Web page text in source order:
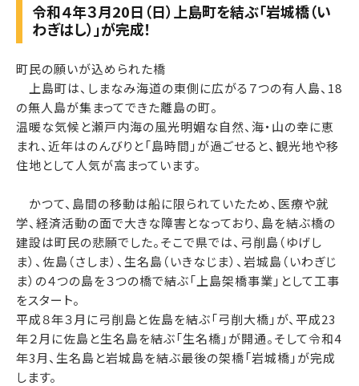
令和４年３月20日（日）上島町を結ぶ「岩城橋（い
わぎはし）」が完成！
町民の願いが込められた橋
上島町は、しまなみ海道の東側に広がる７つの有人島、18
の無人島が集まってできた離島の町。
温暖な気候と瀬戸内海の風光明媚な自然、海・山の幸に恵
まれ、近年はのんびりと「島時間」が過ごせると、観光地や移
住地として人気が高まっています。
かつて、島間の移動は船に限られていたため、医療や就
学、経済活動の面で大きな障害となっており、島を結ぶ橋の
建設は町民の悲願でした。そこで県では、弓削島（ゆげし
ま）、佐島（さしま）、生名島（いきなじま）、岩城島（いわぎじ
ま）の４つの島を３つの橋で結ぶ「上島架橋事業」として工事
をスタート。
平成８年３月に弓削島と佐島を結ぶ「弓削大橋」が、平成23
年２月に佐島と生名島を結ぶ「生名橋」が開通。そして令和4
年3月、生名島と岩城島を結ぶ最後の架橋「岩城橋」が完成
します。